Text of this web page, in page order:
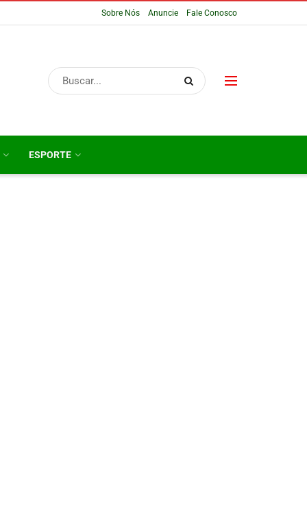
Sobre Nós Anuncie Fale Conosco
ESPORTE